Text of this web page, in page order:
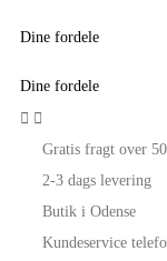
Dine fordele
Dine fordele
 
Gratis fragt over
2-3 dags levering
Butik i Odense
Kundeservice